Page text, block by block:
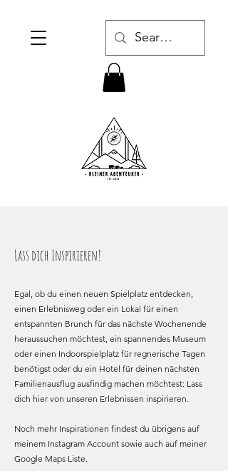
Lass dich Inspirieren!
Egal, ob du einen neuen Spielplatz entdecken,
einen Erlebnisweg oder ein Lokal für einen
entspannten Brunch für das nächste Wochenende
heraussuchen möchtest, ein spannendes Museum
oder einen Indoorspielplatz für regnerische Tagen
benötigst oder du ein Hotel für deinen nächsten
Familienausflug ausfindig machen möchtest: Lass
dich hier von unseren Erlebnissen inspirieren.
Noch mehr Inspirationen findest du übrigens auf
meinem Instagram Account sowie auch auf meiner
Google Maps Liste.